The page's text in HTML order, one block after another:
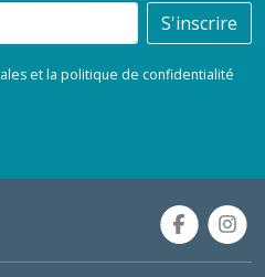
S'inscrire
et la politique de confidentialité